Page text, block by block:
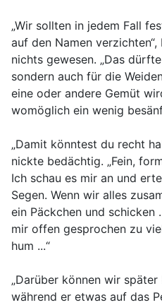
„Wir sollten in jedem Fall
auf den Namen
nichts gewesen. „Das
sondern auch für die
eine oder andere Gemüt
womöglich ein wenig
„Damit könntest du recht
nickte bedächtig. „Fein,
Ich schau es mir an und
Segen. Wenn wir alles
ein Päckchen und schicken
mir offen gesprochen zu
hum ...“
„Darüber können wir später
während er etwas auf das